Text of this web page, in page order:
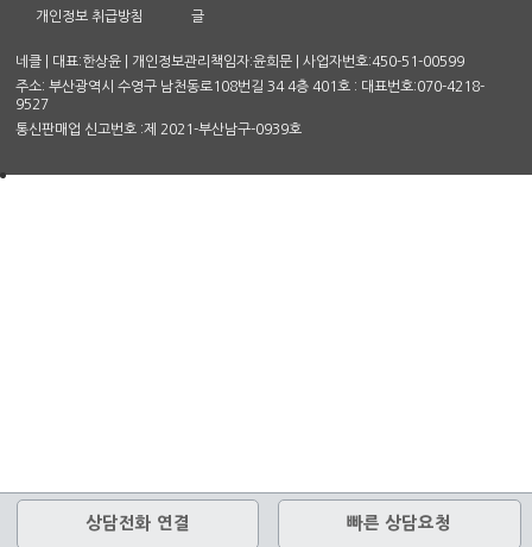
개인정보 취급방침 글
네클 | 대표:한상윤 | 개인정보관리책임자:윤희문 | 사업자번호:450-51-00599
주소: 부산광역시 수영구 남천동로108번길 34 4층 401호 : 대표번호:070-4218-
9527
통신판매업 신고번호 :제 2021-부산남구-0939호
상담전화 연결 빠른 상담요청